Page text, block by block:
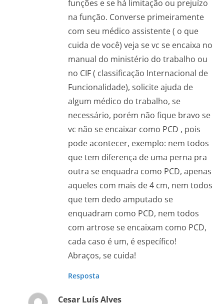
funções e se há limitação ou prejuízo
na função. Converse primeiramente
com seu médico assistente ( o que
cuida de você) veja se vc se encaixa no
manual do ministério do trabalho ou
no CIF ( classificação Internacional de
Funcionalidade), solicite ajuda de
algum médico do trabalho, se
necessário, porém não fique bravo se
vc não se encaixar como PCD , pois
pode acontecer, exemplo: nem todos
que tem diferença de uma perna pra
outra se enquadra como PCD, apenas
aqueles com mais de 4 cm, nem todos
que tem dedo amputado se
enquadram como PCD, nem todos
com artrose se encaixam como PCD,
cada caso é um, é específico!
Abraços, se cuida!
Resposta
Cesar Luís Alves